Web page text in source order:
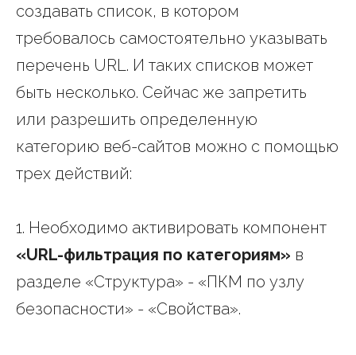
создавать список, в котором
требовалось самостоятельно указывать
перечень URL. И таких списков может
быть несколько. Сейчас же запретить
или разрешить определенную
категорию веб-сайтов можно с помощью
трех действий:
1. Необходимо активировать компонент
«URL-фильтрация по категориям» в
разделе «Структура» - «ПКМ по узлу
безопасности» - «Свойства».